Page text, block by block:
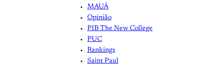
MAUÁ
Opinião
PIB The New College
PUC
Rankings
Saint Paul